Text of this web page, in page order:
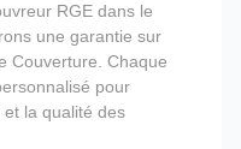
RGE dans le
une garantie sur
Couverture. Chaque
pour
la qualité des